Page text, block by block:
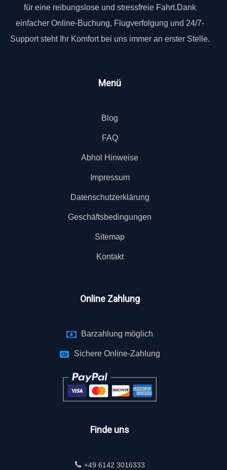
für eine reibungslose und stressfreie Fahrt.Dank
einfacher Online-Buchung, Flugverfolgung und 24/7-
Support steht Ihr Komfort bei uns immer an erster Stelle.
Menü
Blog
FAQ
Abhol Hinweise
Impressum
Datenschutzerklärung
Geschäftsbedingungen
Sitemap
Kontakt
Online Zahlung
Barzahlung möglich
Sichere Online-Zahlung
Finde uns
+49 6142 3016333